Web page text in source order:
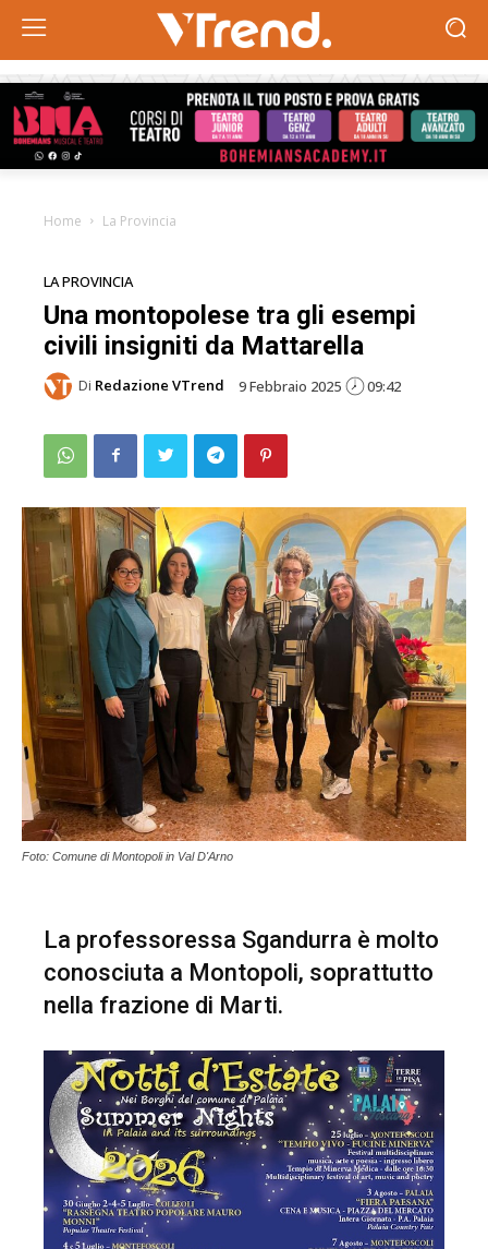
Home La Provincia
LA PROVINCIA
Una montopolese tra gli esempi
civili insigniti da Mattarella
Di Redazione VTrend 9 Febbraio 2025 09:42
Foto: Comune di Montopoli in Val D'Arno
La professoressa Sgandurra è molto
conosciuta a Montopoli, soprattutto
nella frazione di Marti.